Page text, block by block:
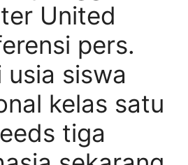
United
pers.
usia siswa
kelas satu
tiga